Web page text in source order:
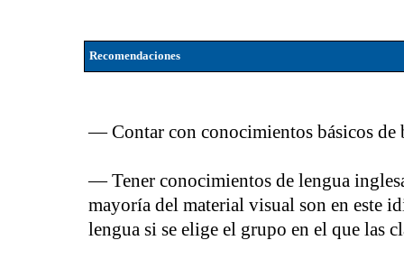
Recomendaciones
— Contar con conocimientos básicos
— Tener conocimientos de lengua
mayoría del material visual son en este
lengua si se elige el grupo en el que las